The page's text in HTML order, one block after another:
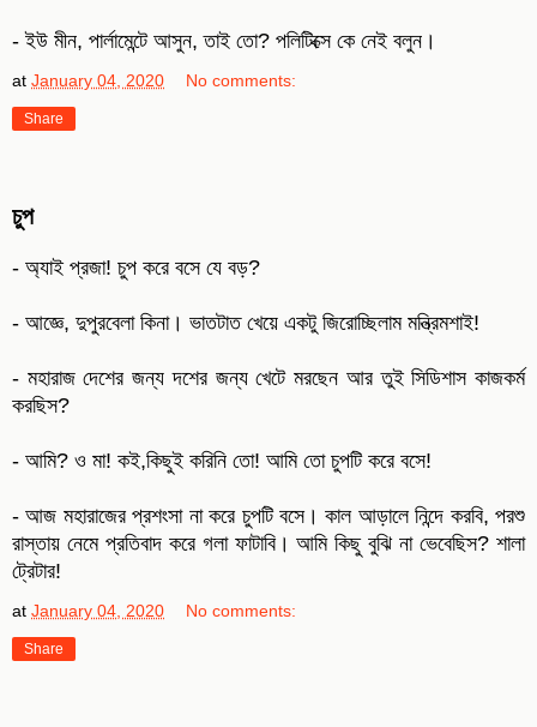
- ইউ মীন, পার্লামেন্টে আসুন, তাই তো? পলিটিক্সে কে নেই বলুন।
at January 04, 2020 No comments:
Share
চুপ
- অ্যাই প্রজা! চুপ করে বসে যে বড়?
- আজ্ঞে, দুপুরবেলা কিনা। ভাতটাত খেয়ে একটু জিরোচ্ছিলাম মন্ত্রিমশাই!
- মহারাজ দেশের জন্য দশের জন্য খেটে মরছেন আর তুই সিডিশাস কাজকর্ম
করছিস?
- আমি? ও মা! কই,কিছুই করিনি তো! আমি তো চুপটি করে বসে!
- আজ মহারাজের প্রশংসা না করে চুপটি বসে। কাল আড়ালে নিন্দে করবি, পরশু
রাস্তায় নেমে প্রতিবাদ করে গলা ফাটাবি। আমি কিছু বুঝি না ভেবেছিস? শালা
ট্রেটার!
at January 04, 2020 No comments:
Share